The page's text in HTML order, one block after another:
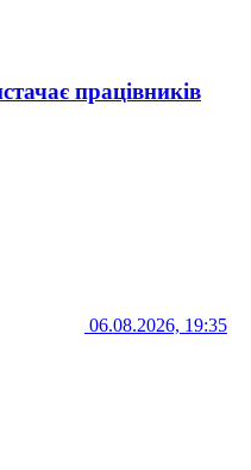
працівників
06.08.2026, 19:35